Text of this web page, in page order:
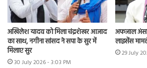
अखिलेश यादव को मिला चंद्रशेखर आजाद
का साथ, नगीना सांसद ने सपा के सुर में
मिलाए सुर
30 July 2026 - 3:03 PM
अफजाल
लाइसेंस
29 July